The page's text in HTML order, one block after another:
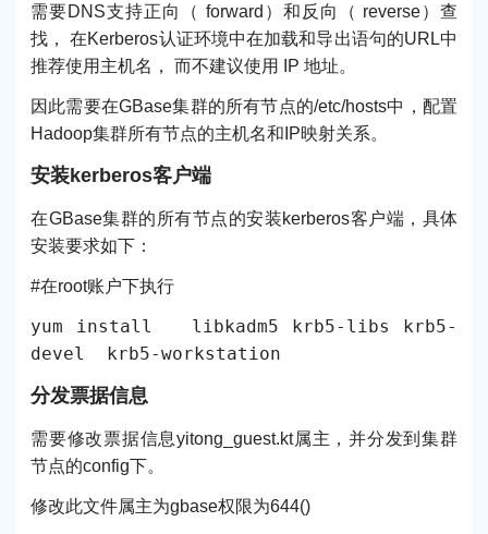
需要DNS支持正向（ forward）和反向（ reverse）查
找， 在Kerberos认证环境中在加载和导出语句的URL中
推荐使用主机名， 而不建议使用 IP 地址。
因此需要在GBase集群的所有节点的/etc/hosts中，配置
Hadoop集群所有节点的主机名和IP映射关系。
安装kerberos客户端
在GBase集群的所有节点的安装kerberos客户端，具体
安装要求如下：
#在root账户下执行
yum install libkadm5 krb5-libs krb5-
devel krb5-workstation
分发票据信息
需要修改票据信息yitong_guest.kt属主，并分发到集群
节点的config下。
修改此文件属主为gbase权限为644()